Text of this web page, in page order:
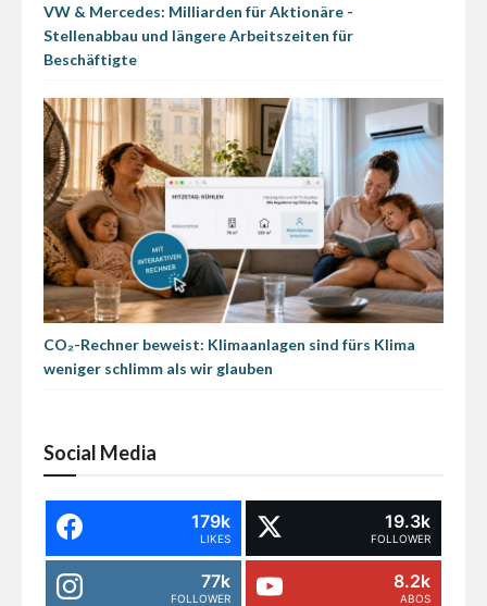
VW & Mercedes: Milliarden für Aktionäre -
Stellenabbau und längere Arbeitszeiten für
Beschäftigte
CO₂-Rechner beweist: Klimaanlagen sind fürs Klima
weniger schlimm als wir glauben
Social Media
179k
LIKES
19.3k
FOLLOWER
77k
FOLLOWER
8.2k
ABOS